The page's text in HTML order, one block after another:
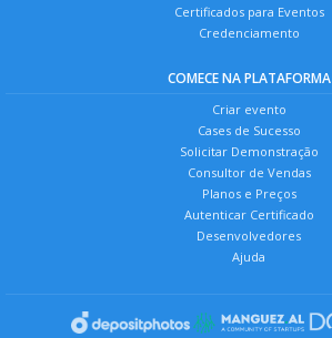
Certificados para Eventos
Credenciamento
COMECE NA PLATAFORMA
Criar evento
Cases de Sucesso
Solicitar Demonstração
Consultor de Vendas
Planos e Preços
Autenticar Certificado
Desenvolvedores
Ajuda